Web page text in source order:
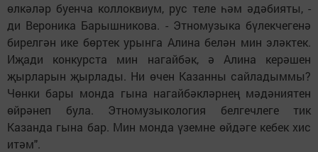
өлкәләр буенча коллоквиум, рус теле һәм әдәбияты, -
ди Вероника Барышникова. - Этномузыка бүлекчегенә
бирелгән ике бөртек урынга Алина белән мин эләктек.
Иҗади конкурста мин нагайбәк, ә Алина керәшен
җырларын җырлады. Ни өчен Казанны сайладыммы?
Чөнки бары монда гына нагайбәкләрнең мәдәниятен
өйрәнеп була. Этномузыкология белгечлеге тик
Казанда гына бар. Мин монда үземне өйдәге кебек хис
итәм".